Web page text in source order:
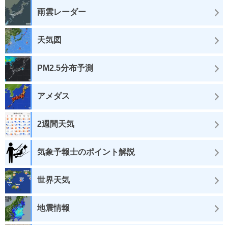
雨雲レーダー
天気図
PM2.5分布予測
アメダス
2週間天気
気象予報士のポイント解説
世界天気
地震情報